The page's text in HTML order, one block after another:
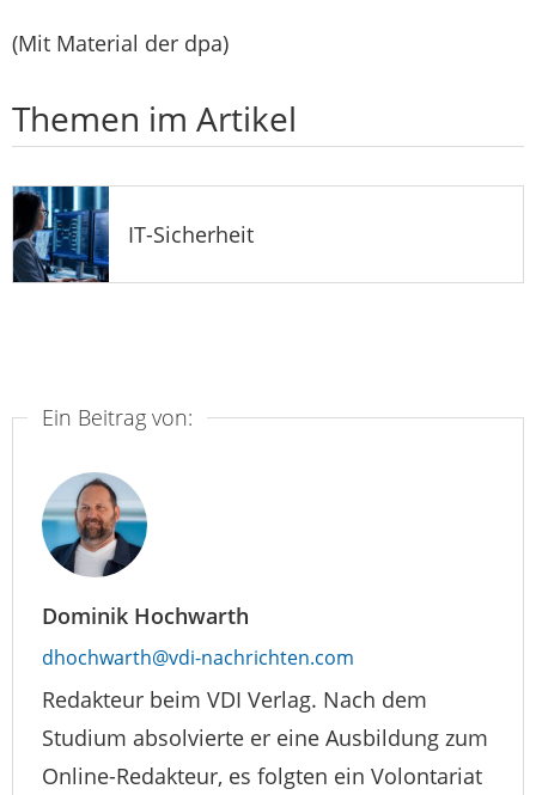
(Mit Material der dpa)
Themen im Artikel
IT-Sicherheit
Ein Beitrag von:
Dominik Hochwarth
dhochwarth@vdi-nachrichten.com
Redakteur beim VDI Verlag. Nach dem
Studium absolvierte er eine Ausbildung zum
Online-Redakteur, es folgten ein Volontariat